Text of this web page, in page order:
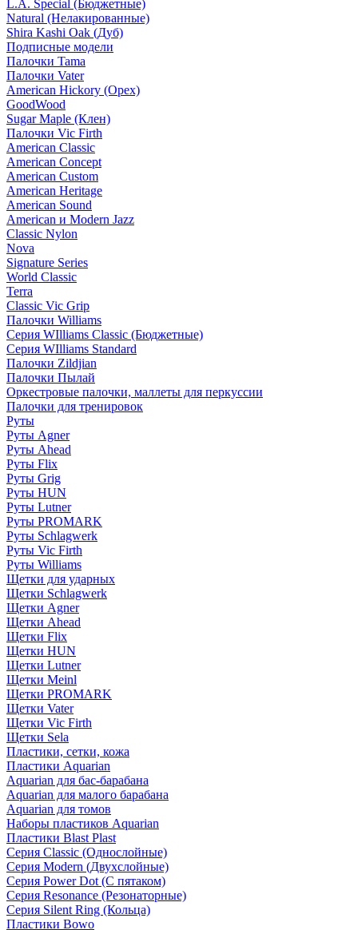
L.A. Special (Бюджетные)
Natural (Нелакированные)
Shira Kashi Oak (Дуб)
Подписные модели
Палочки Tama
Палочки Vater
American Hickory (Орех)
GoodWood
Sugar Maple (Клен)
Палочки Vic Firth
American Classic
American Concept
American Custom
American Heritage
American Sound
American и Modern Jazz
Classic Nylon
Nova
Signature Series
World Classic
Terra
Classic Vic Grip
Палочки Williams
Серия WIlliams Classic (Бюджетные)
Серия WIlliams Standard
Палочки Zildjian
Палочки Пылай
Оркестровые палочки, маллеты для перкуссии
Палочки для тренировок
Руты
Руты Agner
Руты Ahead
Руты Flix
Руты Grig
Руты HUN
Руты Lutner
Руты PROMARK
Руты Schlagwerk
Руты Vic Firth
Руты Williams
Щетки для ударных
Щетки Schlagwerk
Щетки Agner
Щетки Ahead
Щетки Flix
Щетки HUN
Щетки Lutner
Щетки Meinl
Щетки PROMARK
Щетки Vater
Щетки Vic Firth
Щетки Sela
Пластики, сетки, кожа
Пластики Aquarian
Aquarian для бас-барабана
Aquarian для малого барабана
Aquarian для томов
Наборы пластиков Aquarian
Пластики Blast Plast
Серия Classic (Однослойные)
Серия Modern (Двухслойные)
Серия Power Dot (С пятаком)
Серия Resonance (Резонаторные)
Серия Silent Ring (Кольца)
Пластики Bowo